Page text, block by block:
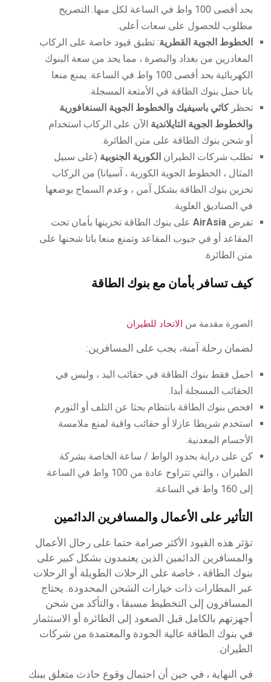
بحد أقصى 100 واط في الساعة لكل منها. التصريح
مطلوب للحصول على سعات أعلى.
الخطوط الجوية القطرية: تطبق قيود خاصة على الركاب
المغادرين من بغداد والبصرة ، مما يحد من سعة البنوك
الكهربائية بحد أقصى 100 واط في الساعة. يمنع منعا
باتا حمل بنوك الطاقة في الأمتعة المسجلة.
تحظركاثي باسيفيك والخطوط الجوية السنغافورية
والخطوط الجوية التايلاندية الآن على الركاب استخدام
أو شحن بنوك الطاقة على متن الطائرة.
تطلب شركات الطيران الكورية الجنوبية (على سبيل
المثال ، الخطوط الجوية الكورية ، آسيانا) من الركاب
تخزين بنوك الطاقة بشكل آمن ، وعدم السماح بوضعها
في الصناديق العلوية.
تفرض AirAsia على بنوك الطاقة تخزينها بأمان تحت
المقاعد أو في جيوب المقاعد وتمنع منعا باتا شحنها على
متن الطائرة.
كيف تسافر بأمان مع بنوك الطاقة
الصورة مقدمة من الاتحاد للطيران
لضمان رحلة آمنة، يجب على المسافرين:
احمل فقط بنوك الطاقة في حقائب اليد ، وليس في
الحقائب المسجلة أبدا.
افحص بنوك الطاقة بانتظام بحثا عن التلف أو التورم.
استخدم شريطا عازلا أو حقائب واقية لمنع ملامسة
الأجسام المعدنية.
كن على دراية بحدود الواط / ساعة الخاصة بشركة
الطيران ، والتي تتراوح عادة من 100 واط في الساعة
إلى 160 واط في الساعة.
التأثير على الأعمال والمسافرين الدائمين
تؤثر هذه القيود الأكثر صرامة حتما على رجال الأعمال
والمسافرين الدائمين الذين يعتمدون بشكل كبير على
بنوك الطاقة ، خاصة على الرحلات الطويلة أو الرحلات
عبر المطارات ذات خيارات الشحن المحدودة. يحتاج
المسافرون إلى التخطيط مسبقا ، والتأكد من شحن
أجهزتهم بالكامل قبل الصعود إلى الطائرة أو الاستثمار
في بنوك الطاقة عالية الجودة والمعتمدة من شركات
الطيران.
في النهاية ، في حين أن احتمال وقوع حادث متعلق ببنك